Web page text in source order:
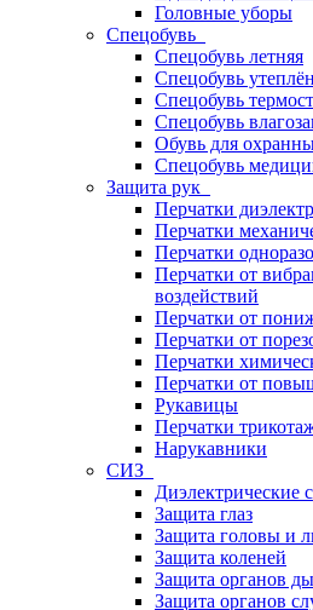
Головные уборы
Спецобувь
Спецобувь летняя
Спецобувь
Спецобувь
Спецобувь
Обувь для
Спецобувь
Защита рук
Перчатки
Перчатки
Перчатки
Перчатки от
воздействий
Перчатки от
Перчатки от
Перчатки
Перчатки от
Рукавицы
Перчатки
Нарукавники
СИЗ
Диэлектрические
Защита глаз
Защита головы и
Защита коленей
Защита органов
Защита органов